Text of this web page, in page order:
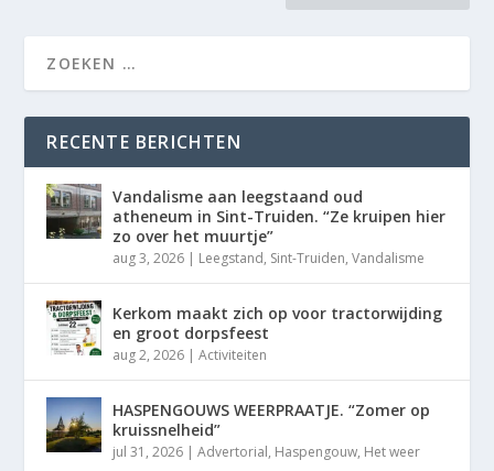
RECENTE BERICHTEN
Vandalisme aan leegstaand oud
atheneum in Sint-Truiden. “Ze kruipen hier
zo over het muurtje”
aug 3, 2026 | Leegstand, Sint-Truiden,Vandalisme
Kerkom maakt zich op voor tractorwijding
en groot dorpsfeest
aug 2, 2026 |Activiteiten
HASPENGOUWS WEERPRAATJE. “Zomer op
kruissnelheid”
jul 31, 2026 |Advertorial, Haspengouw, Het weer